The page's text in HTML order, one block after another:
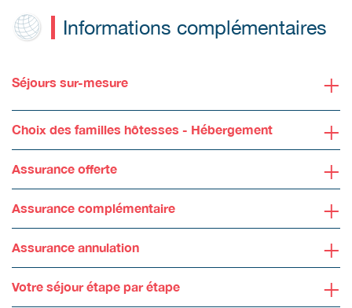
Informations complémentaires
Séjours sur-mesure +
Choix des familles hôtesses - Hébergement +
Assurance offerte +
Assurance complémentaire +
Assurance annulation +
Votre séjour étape par étape +